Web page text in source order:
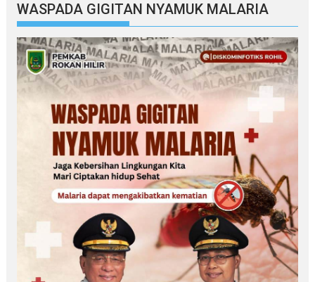
WASPADA GIGITAN NYAMUK MALARIA